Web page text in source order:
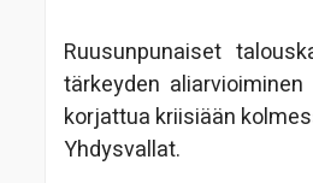
Ruusunpunaiset
tärkeyden
korjattua kriisiään
Yhdysvallat.